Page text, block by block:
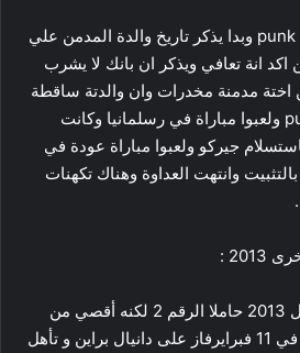
بدا جريكو حرب نفسية ضد punk وبدا يذكر تاريخ والدة المدمن علي
اكد انة تعافي ويذكر ان بانك لا يشرب
مدمنة مخدرات وان والدتة ساقطة
وهذة الافعال استفزت punk ولعبوا مباراة في رسلمانيا وكانت
جيركو ولعبوا مباراة عودة في
وانتهت العداوة وهناك تكهنات
:
عاد جيريكو في رويال رامبل 2013 حاملا الرقم 2 لكنه أقصي من
طرفدولف زيجلر ، و بعدها في 11 فبرايرفاز على دانيال براين و تأهل